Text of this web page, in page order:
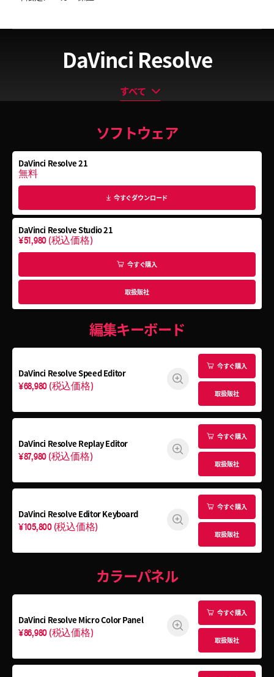
DaVinci Resolve
すべて
ソフトウェア
カラーグレーディングパネル
Fairlightオーディオコンソール
ソフトウェア
DaVinci Resolve 21
無料
今すぐダウンロード
DaVinci Resolve Studio 21
¥51,980 (税込価格)
今すぐ購入
取扱販社
編集キーボード
DaVinci ResolveSpeed Editor
¥68,980 (税込価格)
今すぐ購入
取扱販社
DaVinci Resolve Replay Editor
¥87,980 (税込価格)
今すぐ購入
取扱販社
DaVinci Resolve Editor Keyboard
¥105,800 (税込価格)
今すぐ購入
取扱販社
カラーパネル
DaVinci Resolve Micro Color Panel
¥86,980 (税込価格)
今すぐ購入
取扱販社